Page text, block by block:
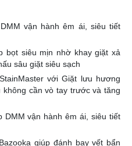
vận hành êm ái, siêu tiết
bọt siêu mịn nhờ khay giặt xả
sâu giặt siêu sạch
với Giặt lưu hương
cần vò tay trước và tăng
vận hành êm ái, siêu tiết
giúp đánh bay vết bẩn